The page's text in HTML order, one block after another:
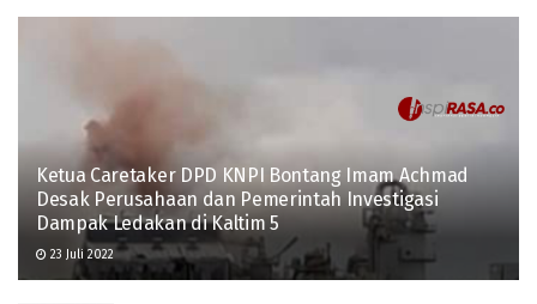
Ketua Caretaker DPD KNPI Bontang Imam Achmad
Desak Perusahaan dan Pemerintah Investigasi
Dampak Ledakan di Kaltim 5
23 Juli 2022